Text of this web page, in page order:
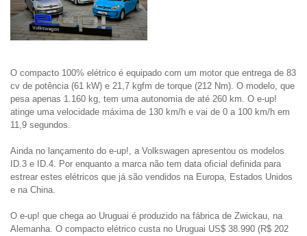
O compacto 100% elétrico é equipado com um motor que entrega de 83
cv de potência (61 kW) e 21,7 kgfm de torque (212 Nm). O modelo, que
pesa apenas 1.160 kg, tem uma autonomia de até 260 km. O e-up!
atinge uma velocidade máxima de 130 km/h e vai de 0 a 100 km/h em
11,9 segundos.
Ainda no lançamento do e-up!, a Volkswagen apresentou os modelos
ID.3 e ID.4. Por enquanto a marca não tem data oficial definida para
estrear estes elétricos que já são vendidos na Europa, Estados Unidos
e na China.
O e-up! que chega ao Uruguai é produzido na fábrica de Zwickau, na
Alemanha. O compacto elétrico custa no Uruguai US$ 38.990 (R$ 202